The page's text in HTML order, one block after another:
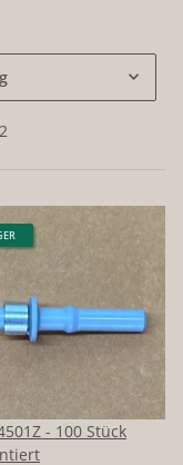
- 100 Stück